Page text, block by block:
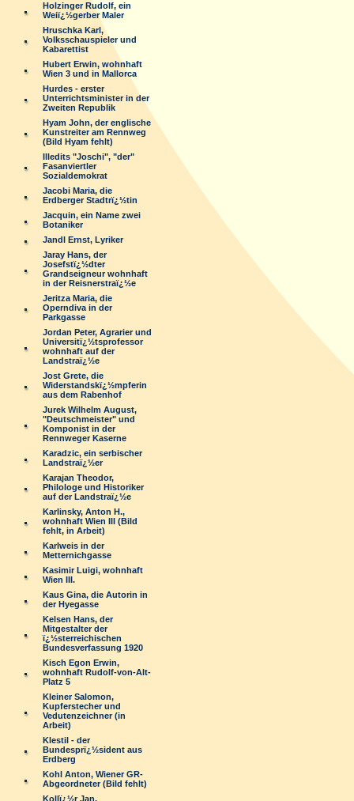
Holzinger Rudolf, ein
Weiï¿½gerber Maler
Hruschka Karl,
Volksschauspieler und
Kabarettist
Hubert Erwin, wohnhaft
Wien 3 und in Mallorca
Hurdes - erster
Unterrichtsminister in der
Zweiten Republik
Hyam John, der englische
Kunstreiter am Rennweg
(Bild Hyam fehlt)
Illedits "Joschi", "der"
Fasanviertler
Sozialdemokrat
Jacobi Maria, die
Erdberger Stadtrï¿½tin
Jacquin, ein Name zwei
Botaniker
Jandl Ernst, Lyriker
Jaray Hans, der
Josefstï¿½dter
Grandseigneur wohnhaft
in der Reisnerstraï¿½e
Jeritza Maria, die
Operndiva in der
Parkgasse
Jordan Peter, Agrarier und
Universitï¿½tsprofessor
wohnhaft auf der
Landstraï¿½e
Jost Grete, die
Widerstandskï¿½mpferin
aus dem Rabenhof
Jurek Wilhelm August,
"Deutschmeister" und
Komponist in der
Rennweger Kaserne
Karadzic, ein serbischer
Landstraï¿½er
Karajan Theodor,
Philologe und Historiker
auf der Landstraï¿½e
Karlinsky, Anton H.,
wohnhaft Wien III (Bild
fehlt, in Arbeit)
Karlweis in der
Metternichgasse
Kasimir Luigi, wohnhaft
Wien III.
Kaus Gina, die Autorin in
der Hyegasse
Kelsen Hans, der
Mitgestalter der
ï¿½sterreichischen
Bundesverfassung 1920
Kisch Egon Erwin,
wohnhaft Rudolf-von-Alt-
Platz 5
Kleiner Salomon,
Kupferstecher und
Vedutenzeichner (in
Arbeit)
Klestil - der
Bundesprï¿½sident aus
Erdberg
Kohl Anton, Wiener GR-
Abgeordneter (Bild fehlt)
Kollï¿½r Jan,